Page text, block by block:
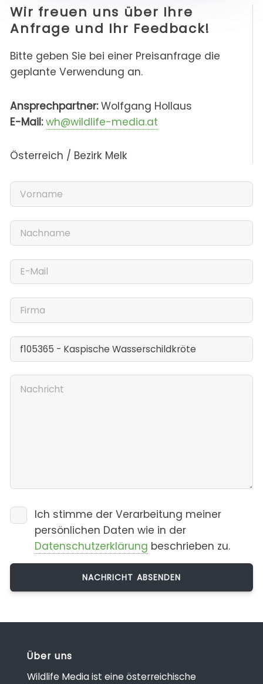
Wir freuen uns über Ihre
Anfrage und Ihr Feedback!
Bitte geben Sie bei einer Preisanfrage die
geplante Verwendung an.
Ansprechpartner:Wolfgang Hollaus
E-Mail: wh@wildlife-media.at
Österreich / Bezirk Melk
Ich stimme der Verarbeitung meiner
persönlichen Daten wie in der
Datenschutzerklärung beschrieben zu.
Über uns
Wildlife Media ist eine österreichische